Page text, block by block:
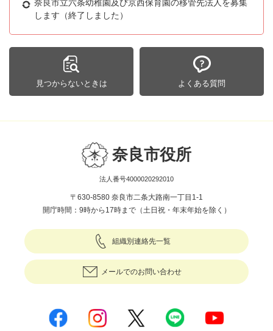
奈良市立六条幼稚園及び京西保育園の移管先法人を募集
します（終了しました）
見つからないときは よくある質問
奈良市役所
法人番号4000020292010
〒630-8580 奈良市二条大路南一丁目1-1
開庁時間：9時から17時まで（土日祝・年末年始を除く）
組織別連絡先一覧
メールでのお問い合わせ